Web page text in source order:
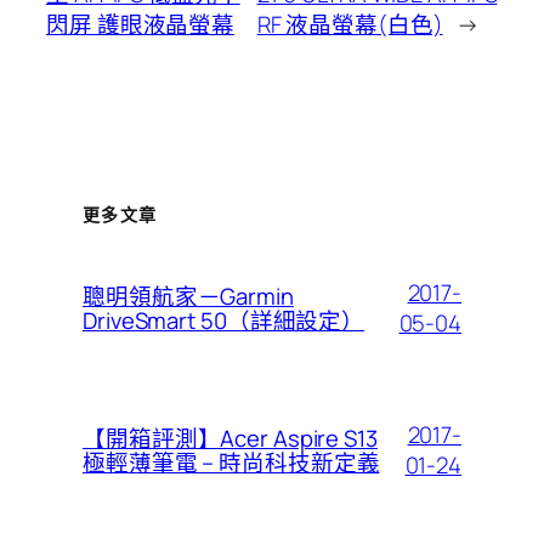
閃屏 護眼液晶螢幕
RF 液晶螢幕(白色) →
更多文章
聰明領航家－Garmin
DriveSmart 50（詳細設定）
2017-
05-04
【開箱評測】Acer Aspire S13
極輕薄筆電 – 時尚科技新定義
2017-
01-24